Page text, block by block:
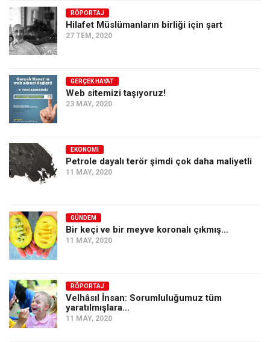
Ekonomi
Spor
Manzara
Sağlık
Gıda-Beslenme
Hayat
Siyaset
Dünya
Asya
Afrika
Avustralya
Tarih
RÖPORTAJ
Hilafet Müslümanların birliği için şart
27 TEM, 2020
GERÇEK HAYAT
Web sitemizi taşıyoruz!
23 MAY, 2020
EKONOMI
Petrole dayalı terör şimdi çok daha maliyetli
11 MAY, 2020
GÜNDEM
Bir keçi ve bir meyve koronalı çıkmış…
11 MAY, 2020
RÖPORTAJ
Velhâsıl İnsan: Sorumluluğumuz tüm
yaratılmışlara…
11 MAY, 2020